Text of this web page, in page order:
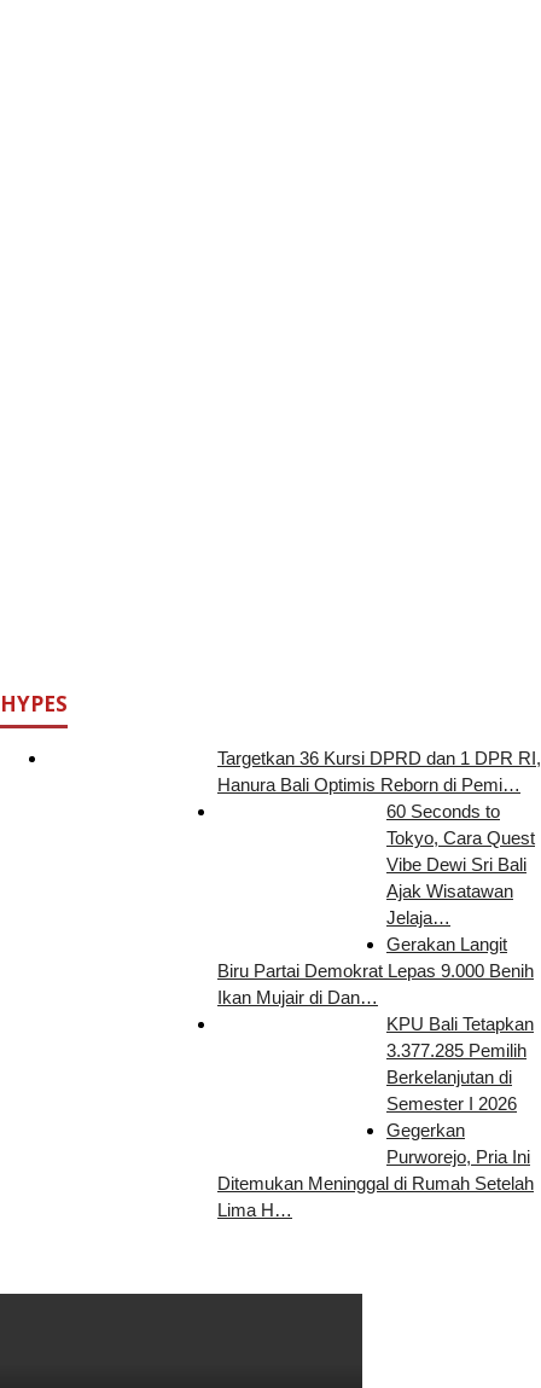
HYPES
Targetkan 36 Kursi DPRD dan 1 DPR RI,
Hanura Bali Optimis Reborn di Pemi…
60 Seconds to
Tokyo, Cara Quest
Vibe Dewi Sri Bali
Ajak Wisatawan
Jelaja…
Gerakan Langit
Biru Partai Demokrat Lepas 9.000 Benih
Ikan Mujair di Dan…
KPU Bali Tetapkan
3.377.285 Pemilih
Berkelanjutan di
Semester I 2026
Gegerkan
Purworejo, Pria Ini
Ditemukan Meninggal di Rumah Setelah
Lima H…